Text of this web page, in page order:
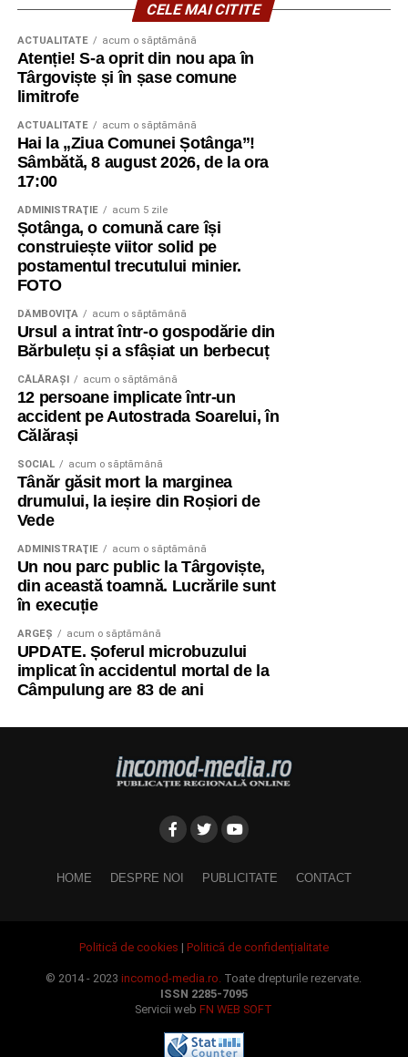
CELE MAI CITITE
ACTUALITATE acum o săptămână
Atenție! S-a oprit din nou apa în
Târgoviște și în șase comune
limitrofe
ACTUALITATE acum o săptămână
Hai la „Ziua Comunei Șotânga”!
Sâmbătă, 8 august 2026, de la ora
17:00
ADMINISTRAŢIE acum 5 zile
Șotânga, o comună care își
construiește viitor solid pe
postamentul trecutului minier.
FOTO
DÂMBOVIŢA acum o săptămână
Ursul a intrat într-o gospodărie din
Bărbulețu și a sfâșiat un berbecuț
CĂLĂRAŞI acum o săptămână
12 persoane implicate într-un
accident pe Autostrada Soarelui, în
Călărași
SOCIAL acum o săptămână
Tânăr găsit mort la marginea
drumului, la ieșire din Roșiori de
Vede
ADMINISTRAŢIE acum o săptămână
Un nou parc public la Târgoviște,
din această toamnă. Lucrările sunt
în execuție
ARGEȘ acum o săptămână
UPDATE. Șoferul microbuzului
implicat în accidentul mortal de la
Câmpulung are 83 de ani
HOME DESPRE NOI PUBLICITATE CONTACT
Politică de cookies | Politică de confidențialitate
© 2014 - 2023incomod-media.ro. Toate drepturile rezervate.
ISSN 2285-7095
Servicii webFN WEB SOFT